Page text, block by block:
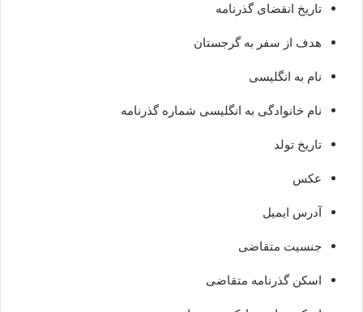
تاریخ انقضای گذرنامه
هدف از سفر به گرجستان
نام به انگلیسی
نام خانوادگی به انگلیسی شماره گذرنامه
تاریخ تولد
عکس
آدرس ایمیل
جنسیت متقاضی
اسکن گذرنامه متقاضی